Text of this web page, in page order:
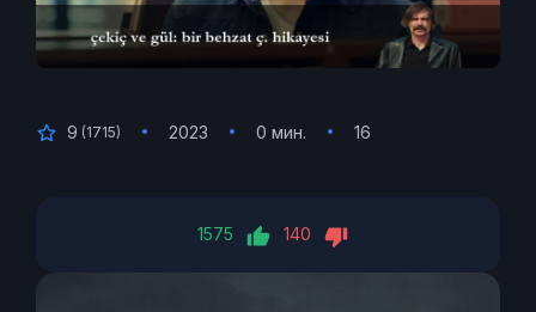
9 (1715) 2023 0 мин. 16
1575 140